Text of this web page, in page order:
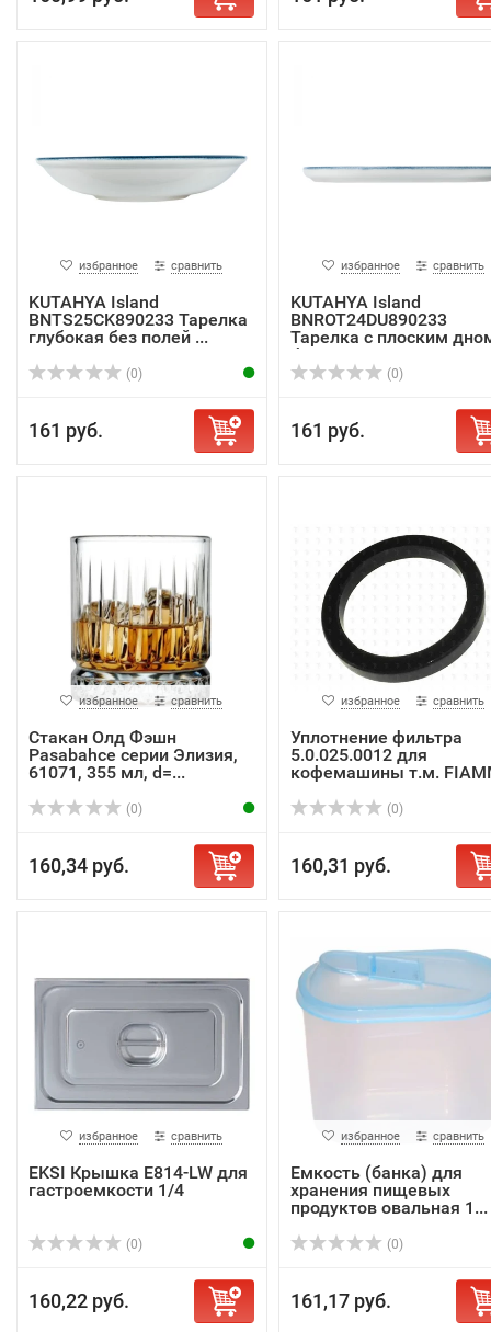
избранное сравнить
KUTAHYA Island
BNTS25CK890233 Тарелка
глубокая без полей ...
(0)
161 руб.
избранное сравнить
KUTAHYA Island
BNROT24DU890233
Тарелка с плоским
без...
(0)
161 руб.
избранное сравнить
Стакан Олд Фэшн
Pasabahce серии Элизия,
61071, 355 мл, d=...
(0)
160,34 руб.
избранное сравнить
Уплотнение фильтра
5.0.025.0012 для
кофемашины т.м.
(0)
160,31 руб.
избранное сравнить
EKSI Крышка E814-LW для
гастроемкости 1/4
(0)
160,22 руб.
избранное сравнить
Емкость (банка) для
хранения пищевых
продуктов овальная 1...
(0)
161,17 руб.